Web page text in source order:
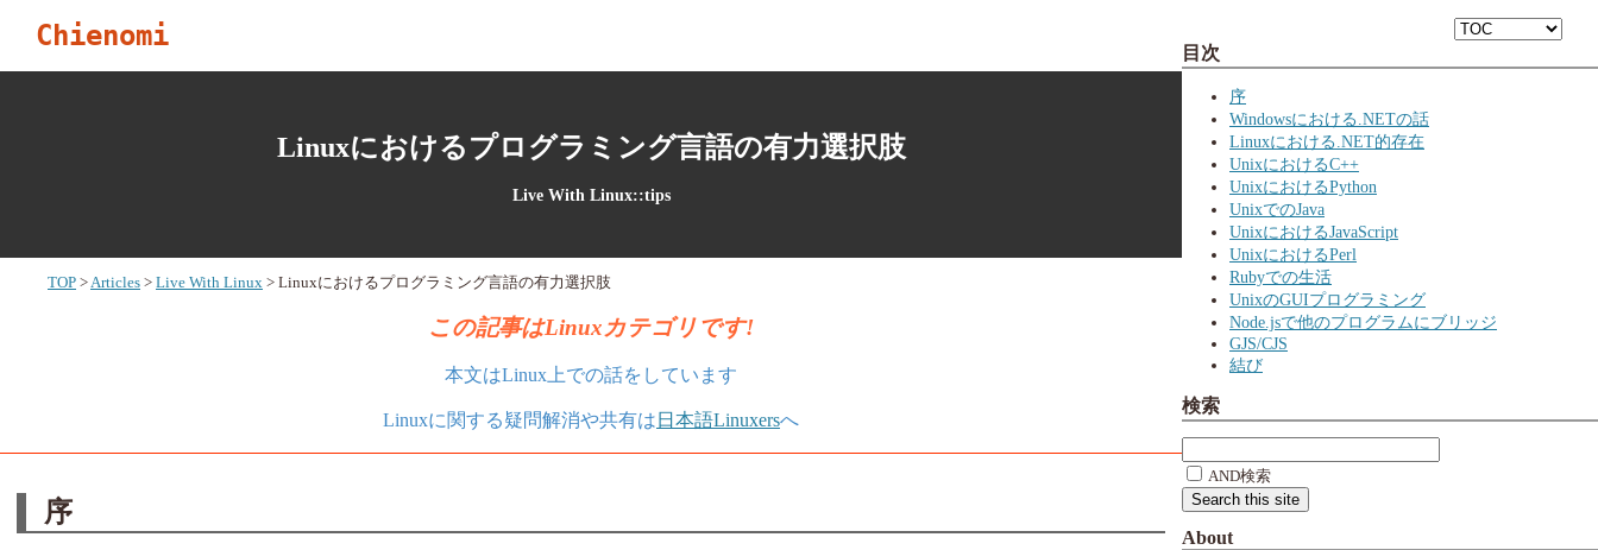
Chienomi
Linuxにおけるプログラミング言語の有力選択肢
Live With Linux::tips
TOP Articles Live With Linux Linuxにおけるプログラミング言語の有力選択肢
この記事はLinuxカテゴリです!
本文はLinux上での話をしています
Linuxに関する疑問解消や共有は 日本語Linuxersへ
序
目次
序
Windowsにおける.NETの話
Linuxにおける.NET的存在
UnixにおけるC++
UnixにおけるPython
UnixでのJava
UnixにおけるJavaScript
UnixにおけるPerl
Rubyでの生活
UnixのGUIプログラミング
Node.jsで他のプログラムにブリッジ
GJS/CJS
結び
検索
AND検索
About